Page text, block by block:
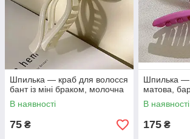
Шпилька — краб для волосся
бант із міні браком, молочна
В наявності
75 ₴
Шпилька —
матова,
В наявності
175 ₴